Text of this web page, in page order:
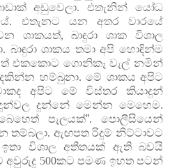
අඩුවෙලා. එතැනින් යෝධ
එතැනට යන අතර වාරයේ
ශාකයත්, බාඳුරා ශාක විශාල
ශාකය තමා අපි හොඳින්ම
එකකොට ගොනිකෑ වැල් නමින්
හම්බුනා. මේ ශාකය අපිට
අපිට මේ විස්තර කියාදුන්
දුන්නේ මෙන්න මෙහෙම.
පැලයක්”. පොලීසියෙන්
තම්බලා. ඇඟපත රිදුම් නිට්ටාවට
විශාල අතීතයක් ඇති බවයි
අවුරුදු 500කට පමණ ඉහත පටන්